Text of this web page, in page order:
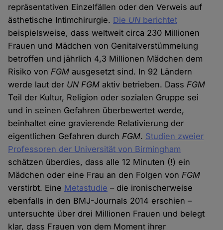
repräsentativen Einzelfällen oder den Verweis auf
ästhetische Intimchirurgie. Die UN berichtet
beispielsweise, dass weltweit circa 230 Millionen
Frauen und Mädchen von Genitalverstümmelung
betroffen und jährlich 4,3 Millionen Mädchen dem
Risiko vonFGM ausgesetzt sind. In 92 Ländern
werde laut der UN FGMaktiv betrieben. DassFGM
Teil der Kultur, Religion oder sozialen Gruppe sei
und in seinen Gefahren überbewertet werde,
beinhaltet eine gravierende Relativierung der
eigentlichen Gefahren durchFGM. Studien zweier
Professoren der Universität von Birmingham
schätzen überdies, dass alle 12 Minuten (!) ein
Mädchen oder eine Frau an den Folgen vonFGM
verstirbt. Eine Metastudie – die ironischerweise
ebenfalls in den BMJ-Journals 2014 erschien –
untersuchte über drei Millionen Frauen und belegt
klar, dass Frauen von dem Moment ihrer